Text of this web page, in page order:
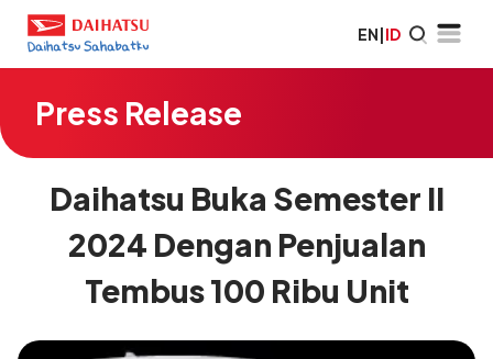
EN|ID
Press Release
Daihatsu Buka Semester II
2024 Dengan Penjualan
Tembus 100 Ribu Unit